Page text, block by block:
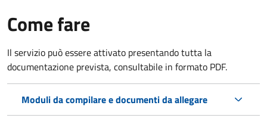
Come fare
Il servizio può essere attivato presentando tutta la
documentazione prevista, consultabile in formato PDF.
Moduli da compilare e documenti da allegare